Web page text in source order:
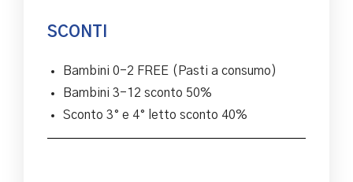
SCONTI
Bambini 0-2 FREE (Pasti a consumo)
Bambini 3-12 sconto 50%
Sconto 3° e 4° letto sconto 40%